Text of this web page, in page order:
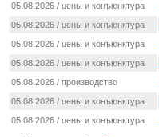
05.08.2026 / цены и конъюнктура
05.08.2026 / цены и конъюнктура
05.08.2026 / цены и конъюнктура
05.08.2026 / цены и конъюнктура
05.08.2026 / производство
05.08.2026 / цены и конъюнктура
05.08.2026 / цены и конъюнктура